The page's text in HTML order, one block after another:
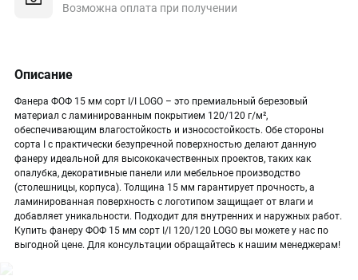
Возможна оплата при получении
Описание
Фанера ФОФ 15 мм сорт I/I LOGO – это премиальный березовый
материал с ламинированным покрытием 120/120 г/м²,
обеспечивающим влагостойкость и износостойкость. Обе стороны
сорта I с практически безупречной поверхностью делают данную
фанеру идеальной для высококачественных проектов, таких как
опалубка, декоративные панели или мебельное производство
(столешницы, корпуса). Толщина 15 мм гарантирует прочность, а
ламинированная поверхность с логотипом защищает от влаги и
добавляет уникальности. Подходит для внутренних и наружных работ.
Купить фанеру ФОФ 15 мм сорт I/I 120/120 LOGO вы можете у нас по
выгодной цене. Для консультации обращайтесь к нашим менеджерам!